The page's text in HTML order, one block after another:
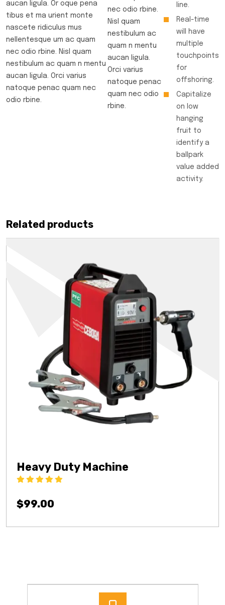
aucan ligula. Or oque pena
tibus et ma urient monte
nascete ridiculus mus
nellentesque um ac quam
nec odio rbine. Nisl quam
nestibulum ac quam n mentu
aucan ligula. Orci varius
natoque penac quam nec
odio rbine.
nec odio rbine.
Nisl quam
nestibulum ac
quam n mentu
aucan ligula.
Orci varius
natoque penac
quam nec odio
rbine.
line.
Real-time
will have
multiple
touchpoints
for
offshoring.
Capitalize
on low
hanging
fruit to
identify a
ballpark
value added
activity.
Related products
Heavy Duty Machine
of 5
$99.00